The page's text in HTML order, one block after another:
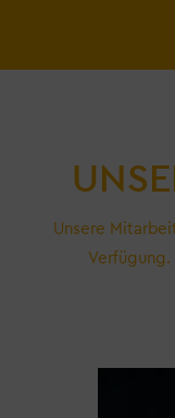
Unsere
Verfügung.